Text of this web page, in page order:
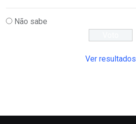
Não sabe
Ver resultados